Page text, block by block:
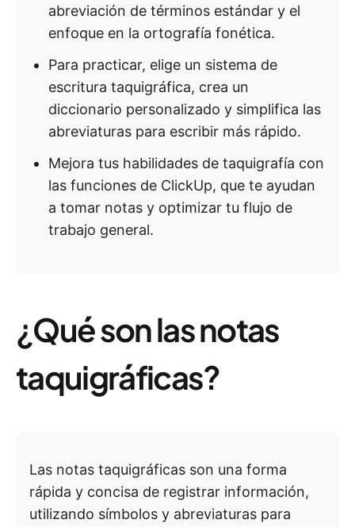
abreviación de términos estándar y el
enfoque en la ortografía fonética.
Para practicar, elige un sistema de
escritura taquigráfica, crea un
diccionario personalizado y simplifica las
abreviaturas para escribir más rápido.
Mejora tus habilidades de taquigrafía con
las funciones de ClickUp, que te ayudan
a tomar notas y optimizar tu flujo de
trabajo general.
¿Qué son las notas
taquigráficas?
Las notas taquigráficas son una forma
rápida y concisa de registrar información,
utilizando símbolos y abreviaturas para